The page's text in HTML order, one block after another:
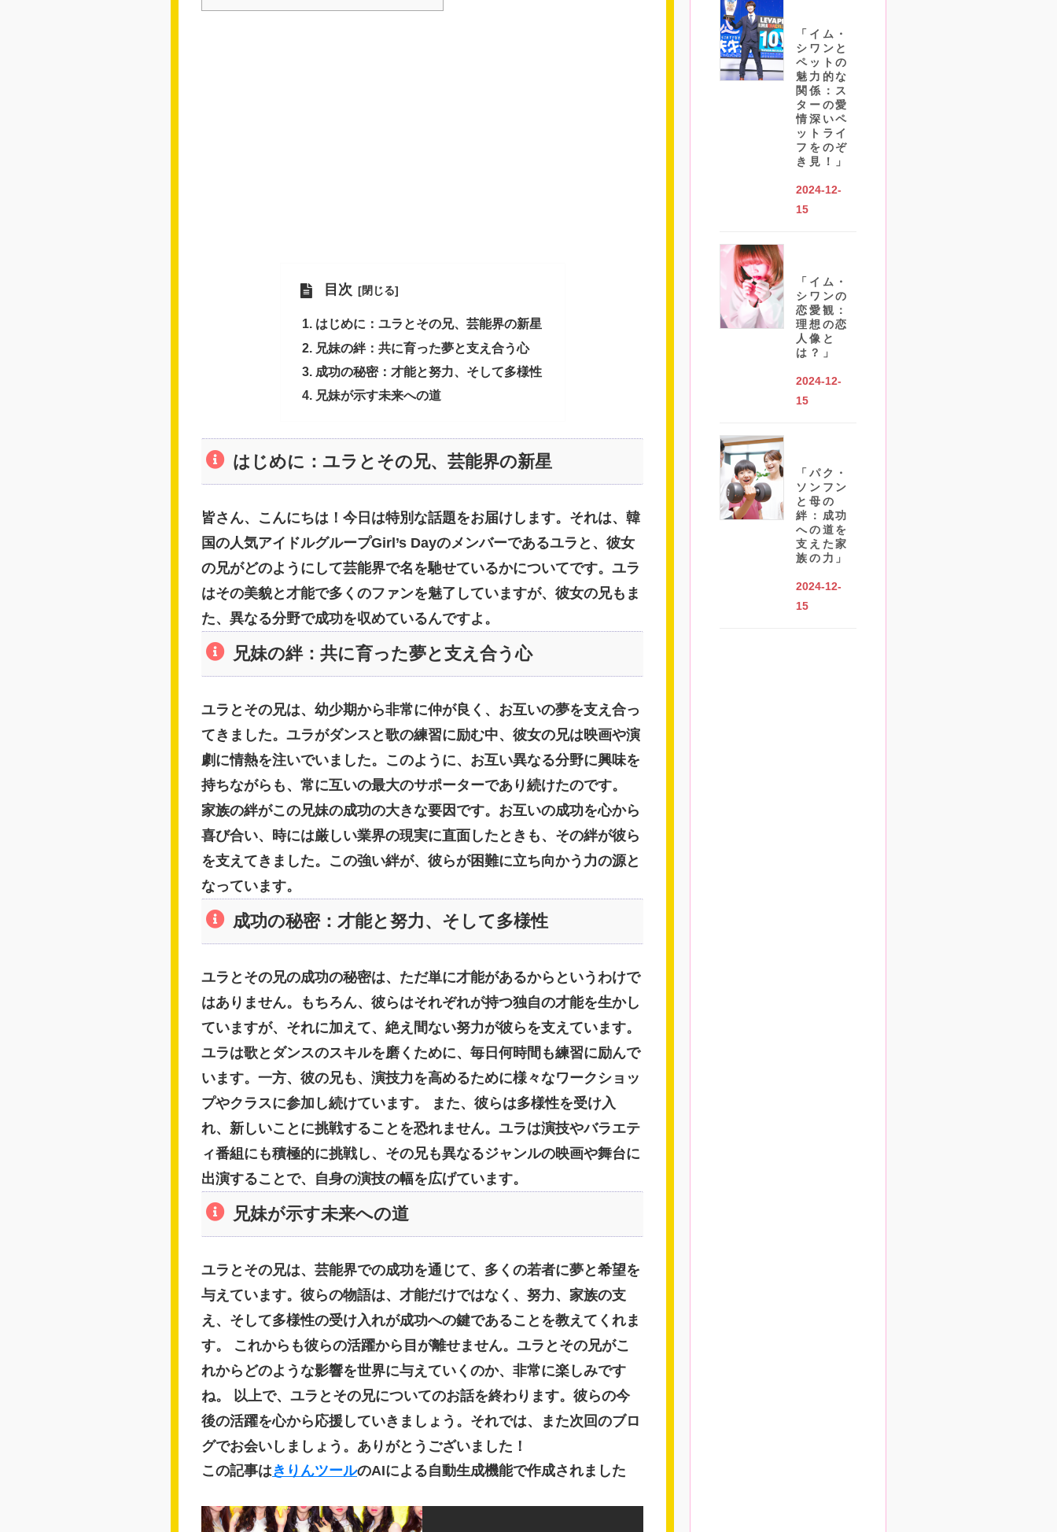
目次
はじめに：ユラとその兄、芸能界の新星
兄妹の絆：共に育った夢と支え合う心
成功の秘密：才能と努力、そして多様性
兄妹が示す未来への道
はじめに：ユラとその兄、芸能界の新星
皆さん、こんにちは！今日は特別な話題をお届けします。それは、韓
国の人気アイドルグループGirl’s Dayのメンバーであるユラと、彼女
の兄がどのようにして芸能界で名を馳せているかについてです。ユラ
はその美貌と才能で多くのファンを魅了していますが、彼女の兄もま
た、異なる分野で成功を収めているんですよ。
兄妹の絆：共に育った夢と支え合う心
ユラとその兄は、幼少期から非常に仲が良く、お互いの夢を支え合っ
てきました。ユラがダンスと歌の練習に励む中、彼女の兄は映画や演
劇に情熱を注いでいました。このように、お互い異なる分野に興味を
持ちながらも、常に互いの最大のサポーターであり続けたのです。
家族の絆がこの兄妹の成功の大きな要因です。お互いの成功を心から
喜び合い、時には厳しい業界の現実に直面したときも、その絆が彼ら
を支えてきました。この強い絆が、彼らが困難に立ち向かう力の源と
なっています。
成功の秘密：才能と努力、そして多様性
ユラとその兄の成功の秘密は、ただ単に才能があるからというわけで
はありません。もちろん、彼らはそれぞれが持つ独自の才能を生かし
ていますが、それに加えて、絶え間ない努力が彼らを支えています。
ユラは歌とダンスのスキルを磨くために、毎日何時間も練習に励んで
います。一方、彼の兄も、演技力を高めるために様々なワークショッ
プやクラスに参加し続けています。 また、彼らは多様性を受け入
れ、新しいことに挑戦することを恐れません。ユラは演技やバラエテ
ィ番組にも積極的に挑戦し、その兄も異なるジャンルの映画や舞台に
出演することで、自身の演技の幅を広げています。
兄妹が示す未来への道
ユラとその兄は、芸能界での成功を通じて、多くの若者に夢と希望を
与えています。彼らの物語は、才能だけではなく、努力、家族の支
え、そして多様性の受け入れが成功への鍵であることを教えてくれま
す。 これからも彼らの活躍から目が離せません。ユラとその兄がこ
れからどのような影響を世界に与えていくのか、非常に楽しみです
ね。 以上で、ユラとその兄についてのお話を終わります。彼らの今
後の活躍を心から応援していきましょう。それでは、また次回のブロ
グでお会いしましょう。ありがとうございました！
この記事はきりんツールのAIによる自動生成機能で作成されました
「イム・
シワンと
ペットの
魅力的な
関係：ス
ターの愛
情深いペ
ットライ
フをのぞ
き見！」
2024-12-
15
「イム・
シワンの
恋愛観：
理想の恋
人像と
は？」
2024-12-
15
「パク・
ソンフン
と母の
絆：成功
への道を
支えた家
族の力」
2024-12-
15